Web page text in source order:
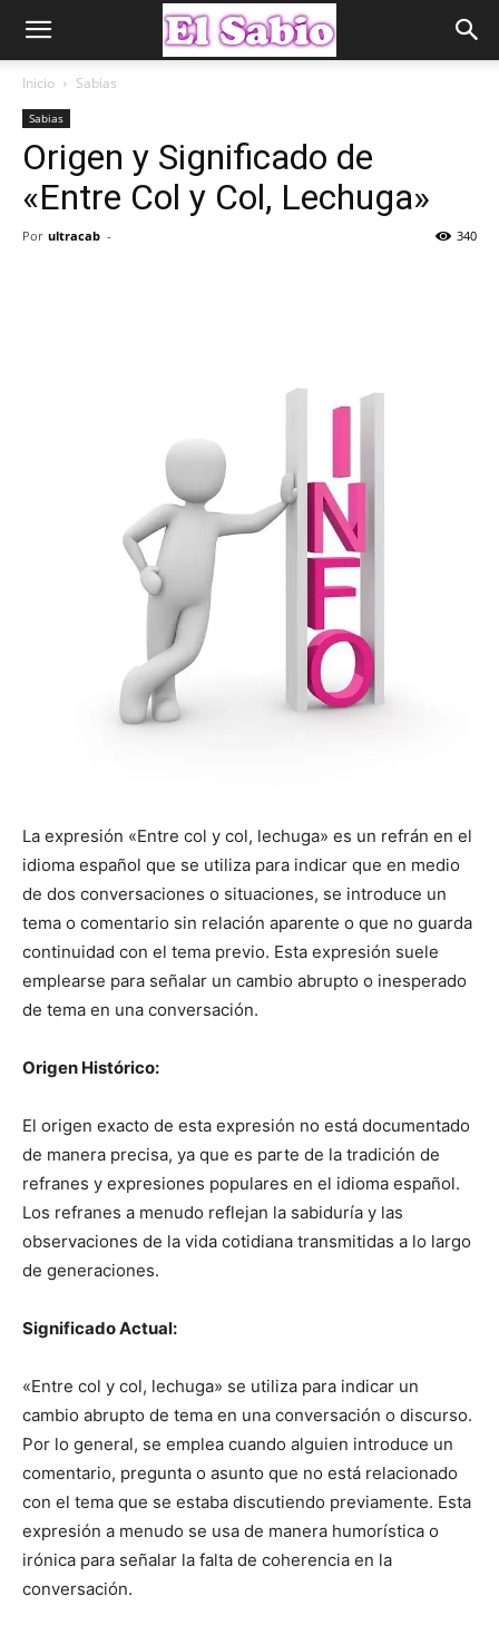
Inicio Sabias
Sabias
Origen y Significado de
«Entre Col y Col, Lechuga»
Por ultracab - 340
La expresión «Entre col y col, lechuga» es un refrán en el
idioma español que se utiliza para indicar que en medio
de dos conversaciones o situaciones, se introduce un
tema o comentario sin relación aparente o que no guarda
continuidad con el tema previo. Esta expresión suele
emplearse para señalar un cambio abrupto o inesperado
de tema en una conversación.
Origen Histórico:
El origen exacto de esta expresión no está documentado
de manera precisa, ya que es parte de la tradición de
refranes y expresiones populares en el idioma español.
Los refranes a menudo reflejan la sabiduría y las
observaciones de la vida cotidiana transmitidas a lo largo
de generaciones.
Significado Actual:
«Entre col y col, lechuga» se utiliza para indicar un
cambio abrupto de tema en una conversación o discurso.
Por lo general, se emplea cuando alguien introduce un
comentario, pregunta o asunto que no está relacionado
con el tema que se estaba discutiendo previamente. Esta
expresión a menudo se usa de manera humorística o
irónica para señalar la falta de coherencia en la
conversación.